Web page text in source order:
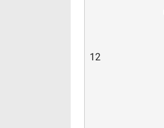
12